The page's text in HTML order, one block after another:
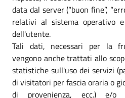
data dal server (“buon fine”,
relativi al sistema operativo
dell'utente.
Tali dati, necessari per la
vengono anche trattati allo
statistiche sull'uso dei servizi
di visitatori per fascia oraria o
di provenienza, ecc.) e/